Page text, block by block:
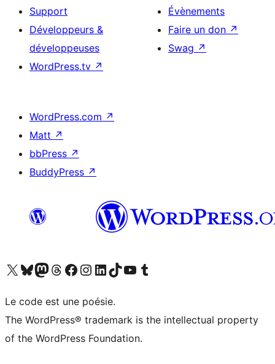
Support
Développeurs &
développeuses
WordPress.tv ↗
Évènements
Faire un don ↗
Swag ↗
WordPress.com ↗
Matt ↗
bbPress ↗
BuddyPress ↗
Visitez notre compte X (précédemment Twitter)
Visiter notre compte Bluesky
Visiter notre compte Mastodon
Visiter notre compte Threads
Consulter notre compte Facebook
Consulter notre compte Instagram
Consulter notre compte LinkedIn
Visiter notre compte TokTok
Visiter notre chaîne YouTube
Visiter notre compte Tumblr
Le code est une poésie.
The WordPress® trademark is the intellectual property
of the WordPress Foundation.